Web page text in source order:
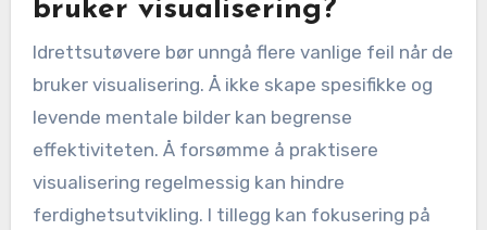
visualiseringen blir en naturlig del av
treningsrutinen.
Hvor ofte bør idrettsutøvere
praktisere visualisering for
optimale resultater?